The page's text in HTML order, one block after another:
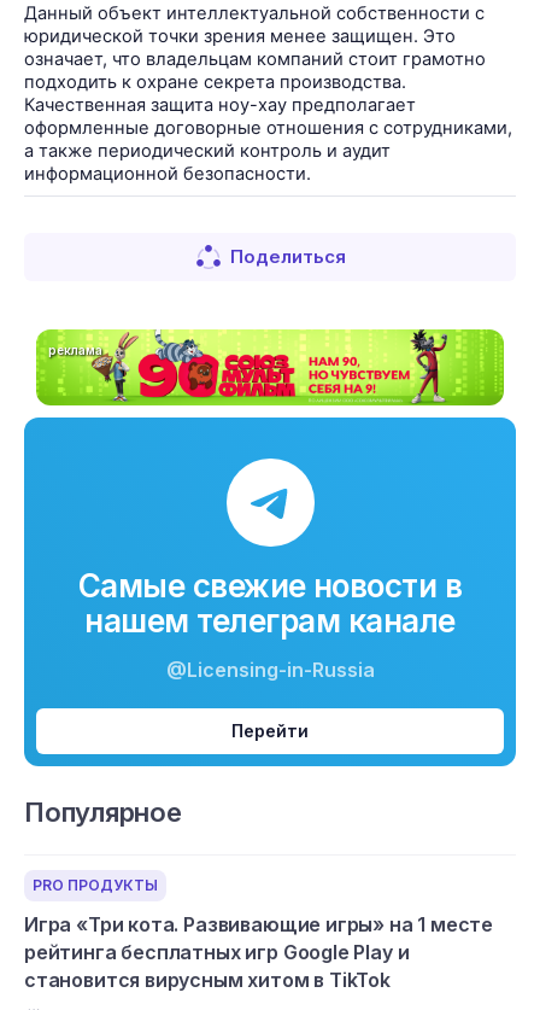
Данный объект интеллектуальной собственности с
юридической точки зрения менее защищен. Это
означает, что владельцам компаний стоит грамотно
подходить к охране секрета производства.
Качественная защита ноу-хау предполагает
оформленные договорные отношения с сотрудниками,
а также периодический контроль и аудит
информационной безопасности.
Поделиться
реклама
Самые свежие новости в
нашем телеграм канале
@Licensing-in-Russia
Перейти
Популярное
PRO ПРОДУКТЫ
Игра «Три кота. Развивающие игры» на 1 месте
рейтинга бесплатных игр Google Play и
становится вирусным хитом в TikTok